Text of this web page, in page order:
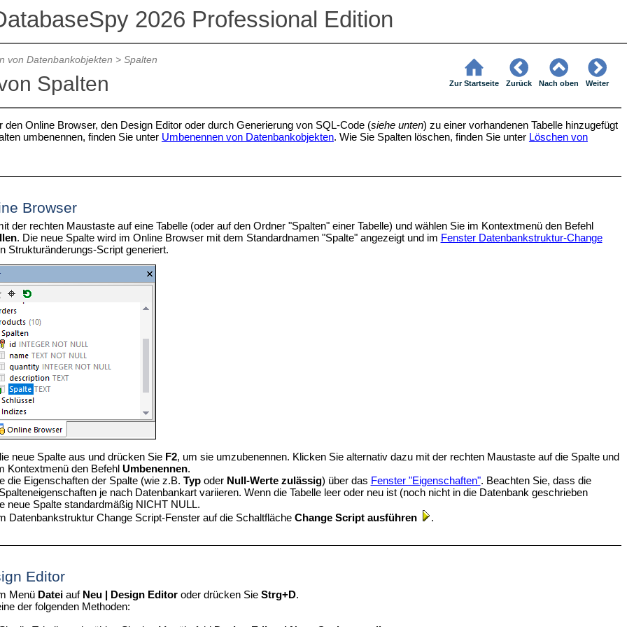
2026 Professional Edition
von Datenbankobjekten > Spalten
Spalten Zur Startseite Zurück Nach oben Weiter
den Online Browser, den Design Editor oder durch Generierung von SQL-Code (siehe unten) zu einer vorhandenen Tabelle hinzugefügt
umbenennen, finden Sie unter Umbenennen von Datenbankobjekten. Wie Sie Spalten löschen, finden Sie unter Löschen von
Browser
der rechten Maustaste auf eine Tabelle (oder auf den Ordner "Spalten" einer Tabelle) und wählen Sie im Kontextmenü den Befehl
. Die neue Spalte wird im Online Browser mit dem Standardnamen "Spalte" angezeigt und im Fenster Datenbankstruktur-Change
Strukturänderungs-Script generiert.
neue Spalte aus und drücken Sie F2, um sie umzubenennen. Klicken Sie alternativ dazu mit der rechten Maustaste auf die Spalte und
Kontextmenü den Befehl Umbenennen.
die Eigenschaften der Spalte (wie z.B. Typoder Null-Werte zulässig) über das Fenster "Eigenschaften". Beachten Sie, dass die
je nach Datenbankart variieren. Wenn die Tabelle leer oder neu ist (noch nicht in die Datenbank geschrieben
neue Spalte standardmäßig NICHT NULL.
Datenbankstruktur Change Script-Fenster auf die Schaltfläche Change Script ausführen .
Editor
Menü Dateiauf Neu | Design Editor oder drücken Sie Strg+D.
der folgenden Methoden: